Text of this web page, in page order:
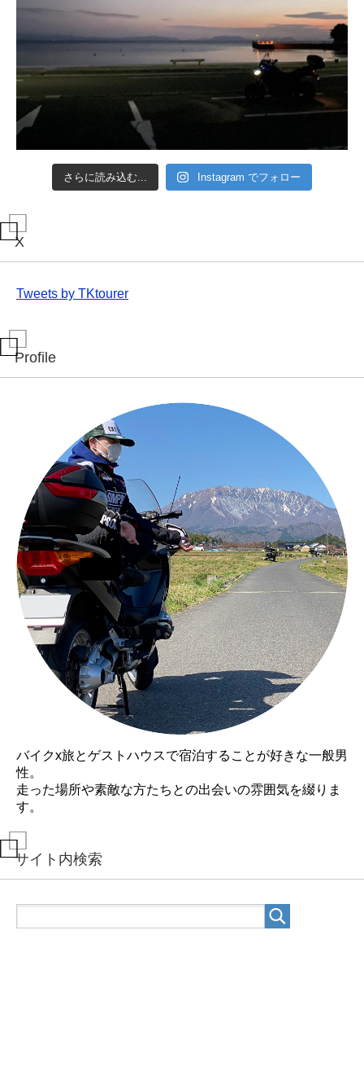
さらに読み込む... Instagram でフォロー
X
Tweets by TKtourer
Profile
バイクx旅とゲストハウスで宿泊することが好きな一般男
性。
走った場所や素敵な方たちとの出会いの雰囲気を綴りま
す。
サイト内検索